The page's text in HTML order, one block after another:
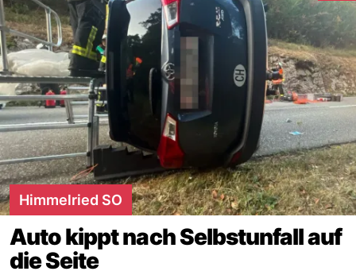
Himmelried SO
Auto kippt nach Selbstunfall auf
die Seite